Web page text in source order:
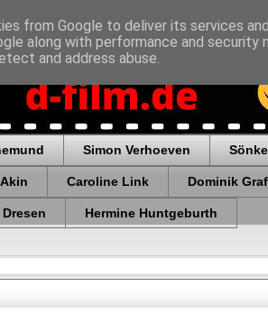
Simon Verhoeven
Caroline Link Dominik Graf
Hermine Huntgeburth
from Google to deliver its services
along with performance and
and address abuse.